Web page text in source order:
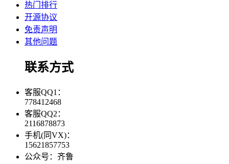
热门排行
开源协议
免责声明
其他问题
联系方式
客服QQ1：
778412468
客服QQ2：
2116878873
手机(同VX)：
15621857753
公众号：齐鲁